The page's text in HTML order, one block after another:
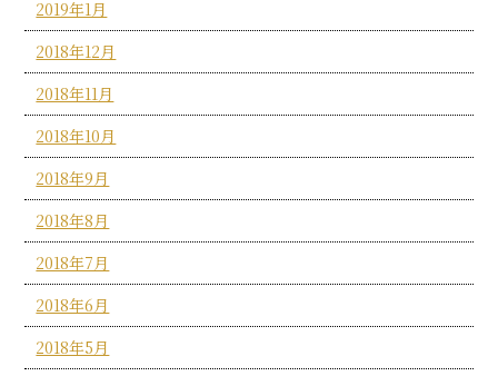
2019年1月
2018年12月
2018年11月
2018年10月
2018年9月
2018年8月
2018年7月
2018年6月
2018年5月